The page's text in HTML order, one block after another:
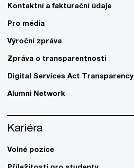
Kontaktní a fakturační údaje
Pro média
Výroční zpráva
Zpráva o transparentnosti
Digital Services Act Transparency
Alumni Network
Kariéra
Volné pozice